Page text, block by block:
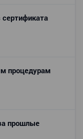
процедурам
прошлые